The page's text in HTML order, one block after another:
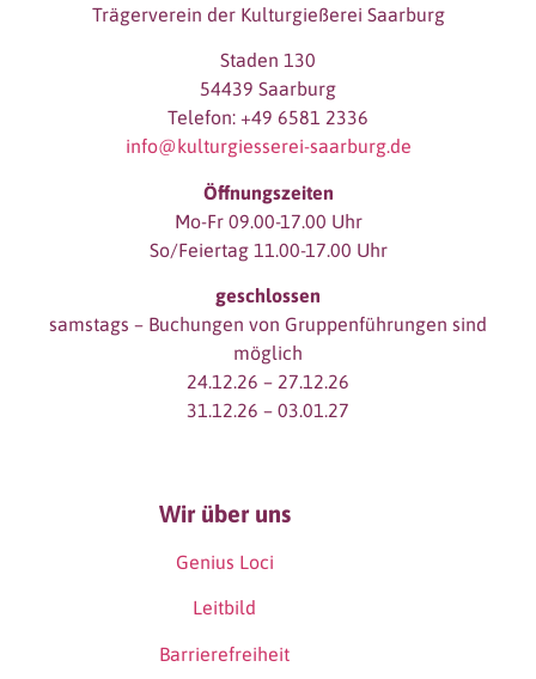
Trägerverein der Kulturgießerei Saarburg
Staden 130
54439 Saarburg
Telefon: +49 6581 2336
info@kulturgiesserei-saarburg.de
Öffnungszeiten
Mo-Fr 09.00-17.00 Uhr
So/Feiertag 11.00-17.00 Uhr
geschlossen
samstags – Buchungen von Gruppenführungen sind
möglich
24.12.26 – 27.12.26
31.12.26 – 03.01.27
Wir über uns
Genius Loci
Leitbild
Barrierefreiheit